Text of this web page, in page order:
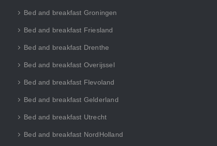
Bed and breakfast Groningen
Bed and breakfast Friesland
Bed and breakfast Drenthe
Bed and breakfast Overijssel
Bed and breakfast Flevoland
Bed and breakfast Gelderland
Bed and breakfast Utrecht
Bed and breakfast NordHolland